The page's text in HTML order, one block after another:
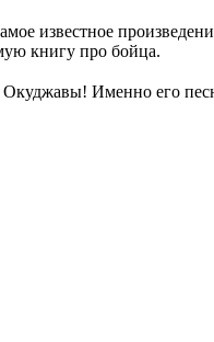
известное
книгу про бойца.
Окуджавы! Именно его